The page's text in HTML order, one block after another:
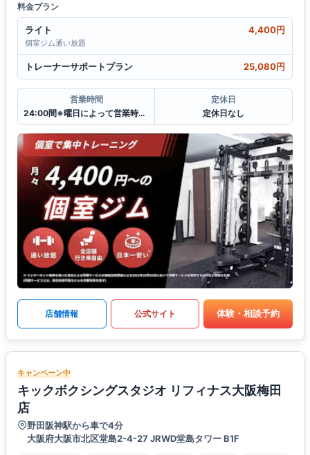
料金プラン
ライト 4,400円
個室ジム通い放題
トレーナーサポートプラン 25,080円
営業時間
24:00間※曜日によって営業時間が異なる場合がございます.
定休日
定休日なし
店舗情報 公式サイト 体験・相談予約
キャンペーン中
キックボクシングスタジオ リフィナス大阪梅田
店
野田阪神駅から車で4分
大阪府大阪市北区堂島2-4-27 JRWD堂島タワー B1F